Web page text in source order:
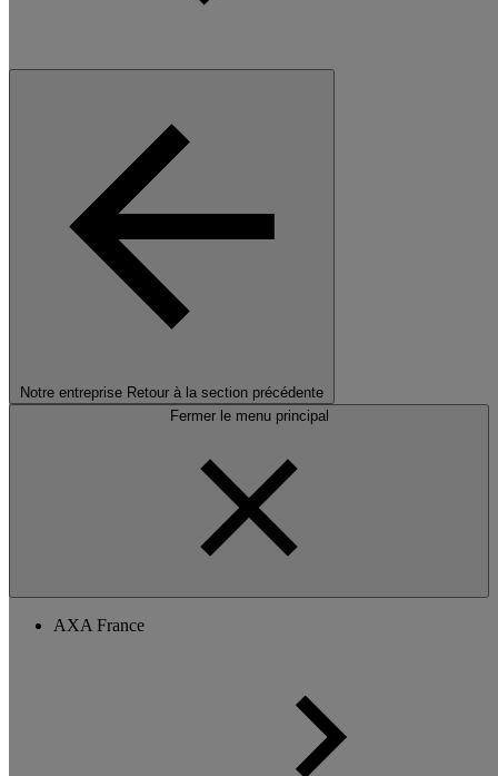
Notre entreprise Retour à la section précédente
Fermer le menu principal
AXA France